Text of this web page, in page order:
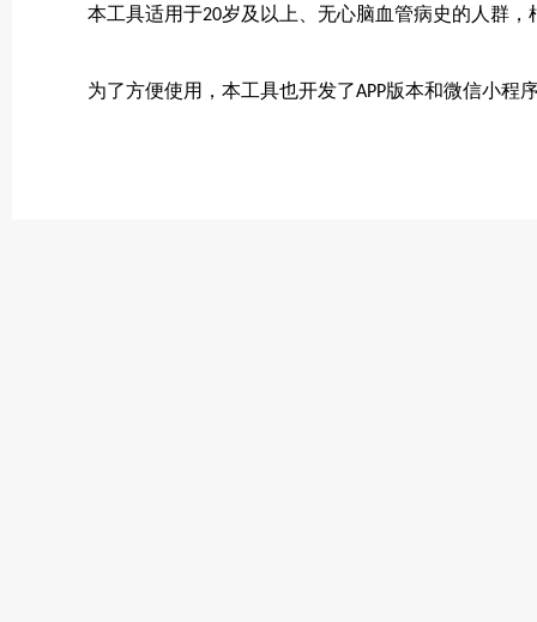
本工具适用于20岁及以上、无心脑血管病史的人群
为了方便使用，本工具也开发了APP版本和微信小程